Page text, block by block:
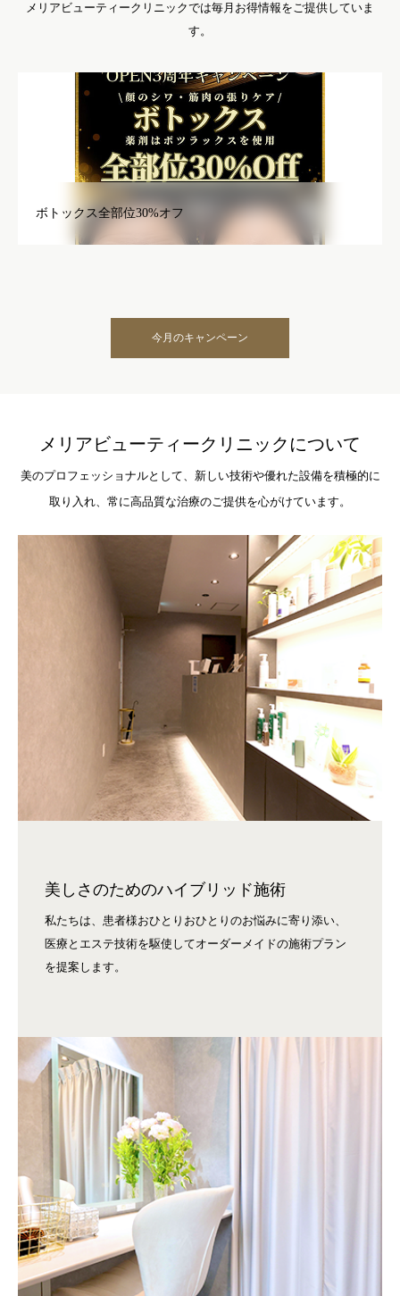
メリアビューティークリニックでは毎月お得情報をご提供していま
す。
ボトックス全部位30%オフ
今月のキャンペーン
メリアビューティークリニックについて
美のプロフェッショナルとして、新しい技術や優れた設備を積極的に
取り入れ、常に高品質な治療のご提供を心がけています。
美しさのためのハイブリッド施術
私たちは、患者様おひとりおひとりのお悩みに寄り添い、
医療とエステ技術を駆使してオーダーメイドの施術プラン
を提案します。